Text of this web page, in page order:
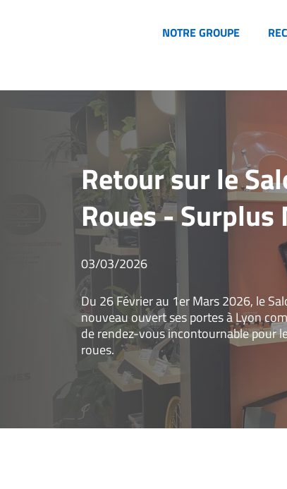
Main
NOTRE GROUPE
Retour sur le
Roues - Surplus
03/03/2026
Du 26 Février au 1er Mars 2026, le
nouveau ouvert ses portes à Lyon
de rendez-vous incontournable pour
roues.